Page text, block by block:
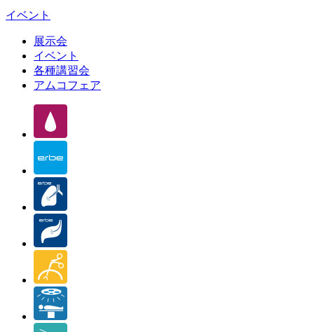
イベント
展示会
イベント
各種講習会
アムコフェア